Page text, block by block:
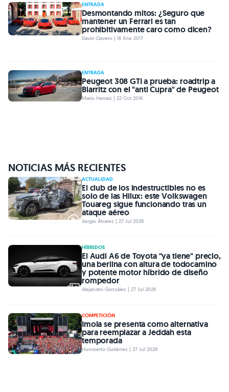
ENTRADA
Desmontando mitos: ¿Seguro que
mantener un Ferrari es tan
prohibitivamente caro como dicen?
David Clavero | 16 Ene 2017
ENTRADA
Peugeot 308 GTI a prueba: roadtrip a
Biarritz con el "anti Cupra" de Peugeot
Mario Herraiz | 22 Oct 2016
NOTICIAS MÁS RECIENTES
ACTUALIDAD
El club de los indestructibles no es
solo de las Hilux: este Volkswagen
Touareg sigue funcionando tras un
ataque aéreo
Sergio Álvarez | 27 Jul 2026
HÍBRIDOS
El Audi A6 de Toyota "ya tiene" precio,
una berlina con altura de todocamino
y potente motor híbrido de diseño
rompedor
Alejandro González | 27 Jul 2026
COMPETICIÓN
Imola se presenta como alternativa
para reemplazar a Jeddah esta
temporada
Humberto Gutiérrez | 27 Jul 2026